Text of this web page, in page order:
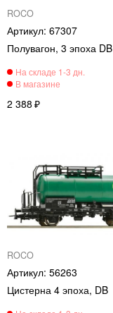
ROCO
67307
Полувагон, 3 эпоха DB
2 388
ROCO
56263
Цистерна 4 эпоха, DB